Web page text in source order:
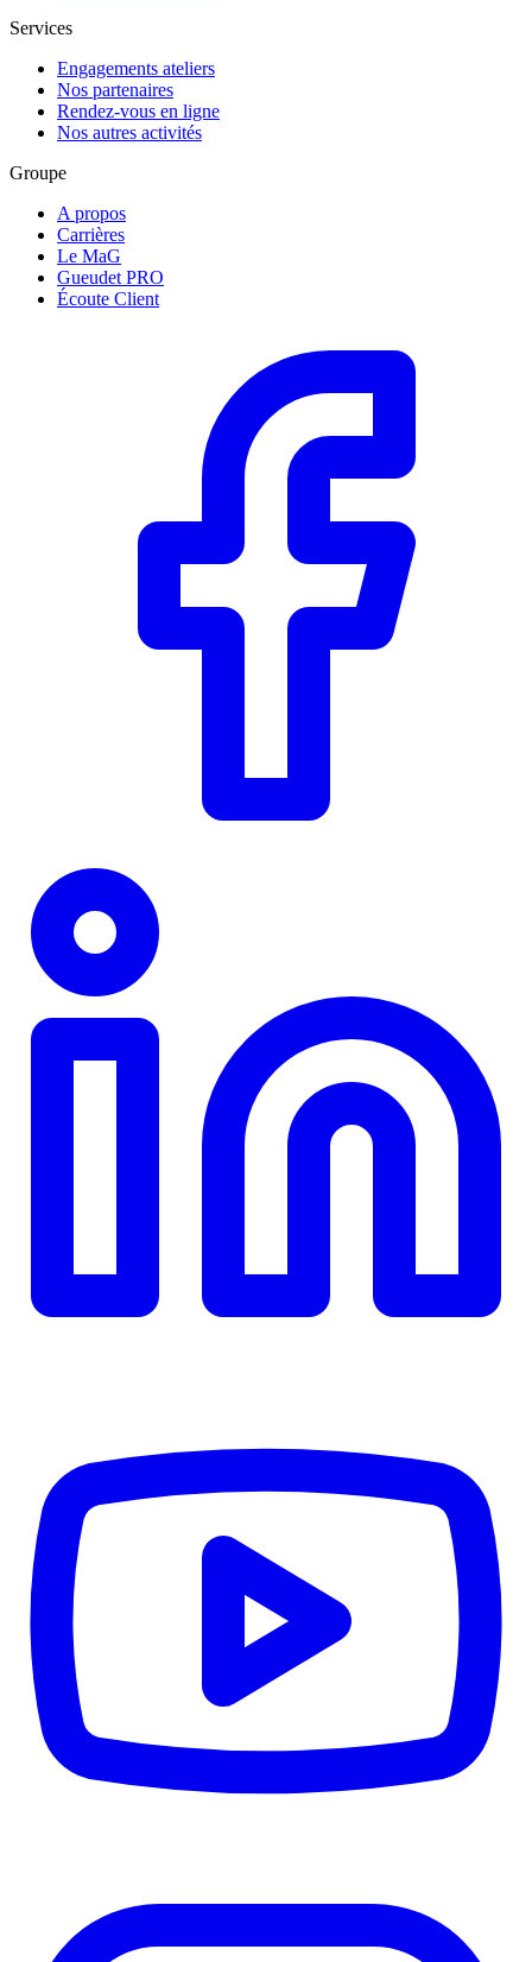
Services
Engagements ateliers
Nos partenaires
Rendez-vous en ligne
Nos autres activités
Groupe
A propos
Carrières
Le MaG
Gueudet PRO
Écoute Client